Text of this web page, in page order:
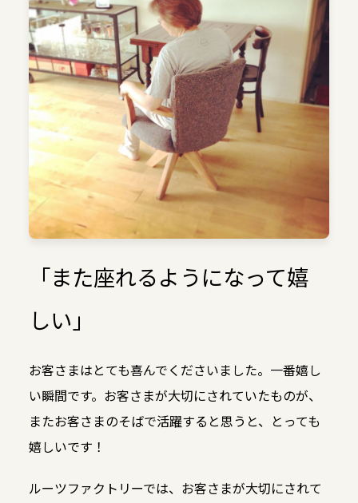
「また座れるようになって嬉
しい」
お客さまはとても喜んでくださいました。一番嬉し
い瞬間です。お客さまが大切にされていたものが、
またお客さまのそばで活躍すると思うと、とっても
嬉しいです！
ルーツファクトリーでは、お客さまが大切にされて